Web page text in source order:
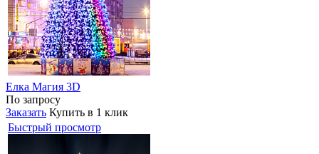
Елка Магия 3D
По запросу
Заказать Купить в 1 клик
Быстрый просмотр